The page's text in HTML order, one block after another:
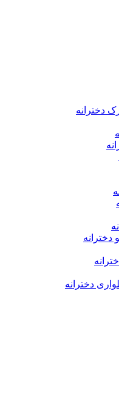
دخترانه
دخترانه
دخترانه